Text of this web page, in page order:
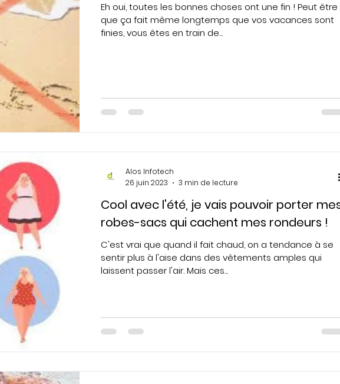
Eh oui, toutes les bonnes choses ont une fin ! Peut être
que ça fait même longtemps que vos vacances sont
finies, vous êtes en train de...
Cool avec l'été, je vais pouvoir porter
robes-sacs qui cachent mes rondeurs !
C'est vrai que quand il fait chaud, on a tendance à se
sentir plus à l'aise dans des vêtements amples qui
laissent passer l'air. Mais ces...
Alos Infotech
26 juin 2023
3 min de lecture